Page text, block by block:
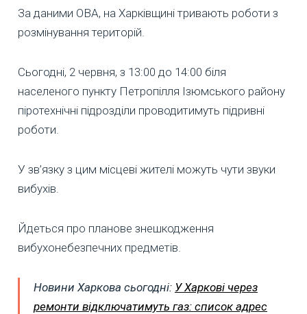
За даними ОВА, на Харківщині тривають роботи з
розмінування територій.
Сьогодні, 2 червня, з 13:00 до 14:00 біля
населеного пункту Петропілля Ізюмського району
піротехнічні підрозділи проводитимуть підривні
роботи.
У зв’язку з цим місцеві жителі можуть чути звуки
вибухів.
Йдеться про планове знешкодження
вибухонебезпечних предметів.
Новини Харкова сьогодні: У Харкові через
ремонти відключатимуть газ: список адрес